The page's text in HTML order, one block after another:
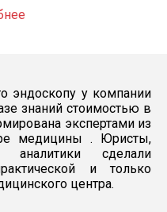
эндоскопу у компании
знаний стоимостью в
экспертами из
медицины . Юристы,
аналитики сделали
и только
центра.